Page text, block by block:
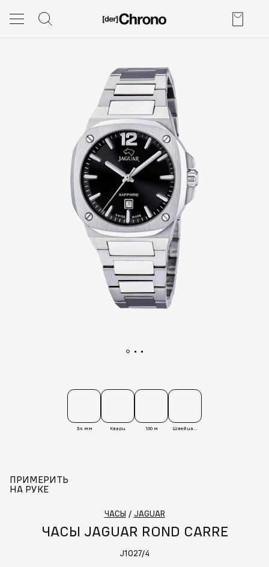
34 мм Кварц 100 м Швейцария
ПРИМЕРИТЬ
НА РУКЕ
ЧАСЫ / JAGUAR
ЧАСЫ JAGUAR ROND CARRE
J1027/4